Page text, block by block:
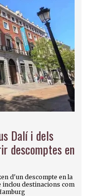
Dalí i dels
descomptes en
d'un descompte en la
inclou destinacions com